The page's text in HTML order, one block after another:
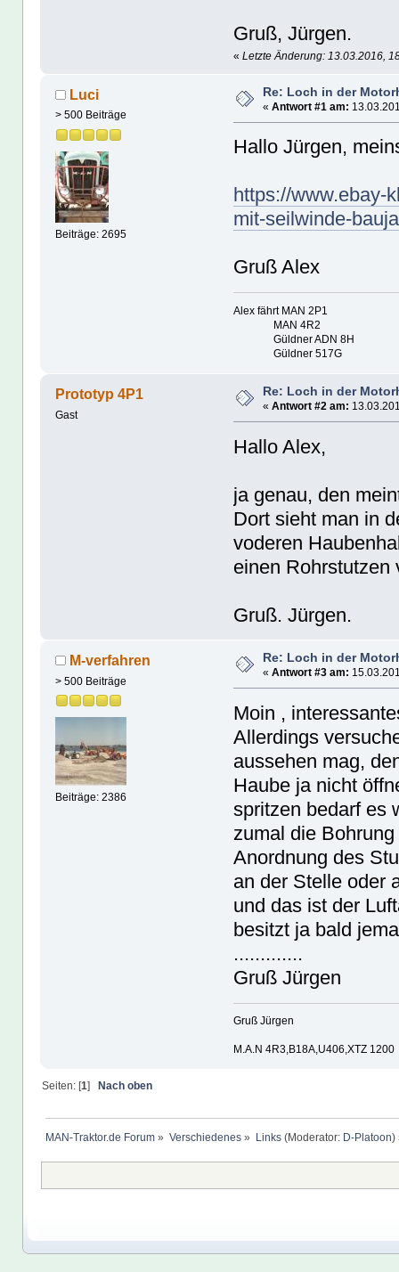
Gruß, Jürgen.
«Letzte Änderung: 13.03.2016,
Luci
> 500 Beiträge
Beiträge: 2695
Re: Loch in der
« Antwort #1 am:
Hallo Jürgen,
https://www.ebay-
mit-seilwinde-
Gruß Alex
Alex fährt MAN 2P1
MAN 4R2
Güldner ADN 8H
Güldner 517G
Prototyp 4P1
Gast
Re: Loch in der
« Antwort #2 am:
Hallo Alex,
ja genau, den
Dort sieht man in
voderen
einen Rohrstutzen
Gruß. Jürgen.
M-verfahren
> 500 Beiträge
Beiträge: 2386
Re: Loch in der
« Antwort #3 am:
Moin ,
Allerdings
aussehen mag,
Haube ja nicht
spritzen bedarf es
zumal die
Anordnung des
an der Stelle oder
und das ist der
besitzt ja bald
.............
Gruß Jürgen
Gruß Jürgen
M.A.N 4R3,B18A,U406,XTZ 1200
Seiten: [1] Nach oben
MAN-Traktor.de Forum » Verschiedenes » Links(Moderator: D-Platoon)